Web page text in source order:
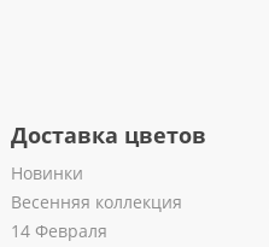
Доставка цветов
Новинки
Весенняя коллекция
14 Февраля